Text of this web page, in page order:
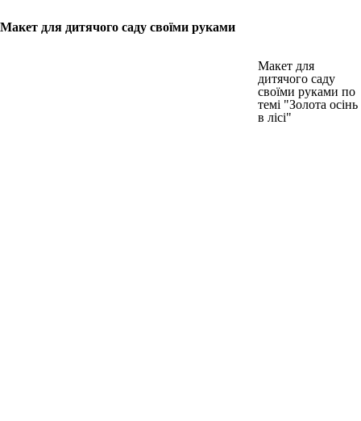
Макет для дитячого саду своїми руками
Макет для
дитячого саду
своїми руками по
темі "Золота осінь
в лісі"